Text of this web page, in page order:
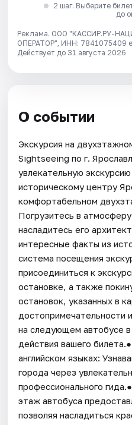
2 шаг. Выберите
до
Реклама. ООО "КАССИР.РУ-
ОПЕРАТОР", ИНН: 7841075409
Действует до 31 августа 2026
О событии
Экскурсия на
Sightseeing по г.
увлекательную
историческому центру
комфортабельном
Погрузитесь в
насладитесь его
интересные факты из
система посещения
присоединиться к
остановке, а также
остановок, указанных в
достопримечательности
на следующем автобусе
действия вашего
английском языках:
города через
профессионального
этаж автобуса
позволяя насладиться